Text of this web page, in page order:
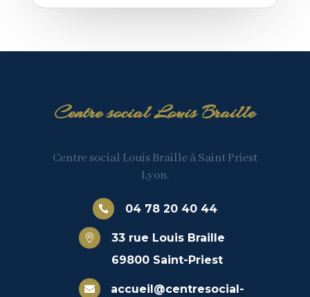
Centre social Louis Braille
Centre social Louis Braille à Saint Priest
Lyon.
 04 78 20 40 44

33 rue Louis Braille
69800 Saint-Priest

accueil@centresocial-